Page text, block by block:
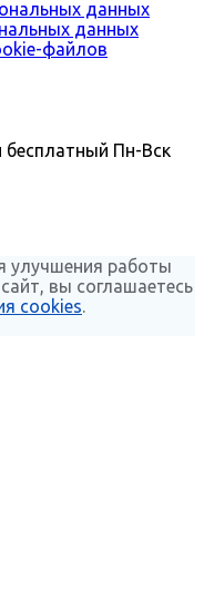
данных
данных
файлов
бесплатный Пн-Вск
улучшения работы
вы соглашаетесь
cookies.